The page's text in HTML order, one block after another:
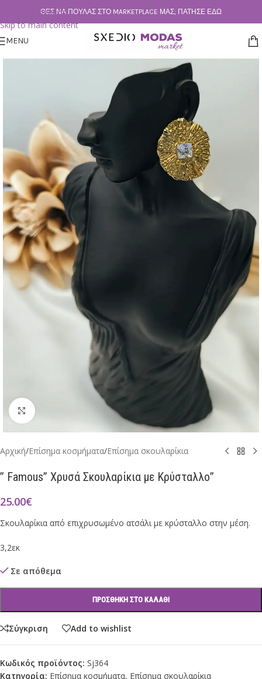
Skip to navigation
Skip to main content
ΘΕΣ ΝΑ ΠΟΥΛΆΣ ΣΤΟ MARKETPLACE ΜΑΣ; ΠΆΤΗΣΕ ΕΔΏ
MENU
Click to enlarge
Αρχική/Επίσημα κοσμήματα/Επίσημα σκουλαρίκια
” Famous” Χρυσά Σκουλαρίκια με Κρύσταλλο”
25.00€
Σκουλαρίκια από επιχρυσωμένο ατσάλι με κρύσταλλο στην μέση.
3,2εκ
Σε απόθεμα
ΠΡΟΣΘΉΚΗ ΣΤΟ ΚΑΛΆΘΙ
Σύγκριση Add to wishlist
Κωδικός προϊόντος: Sj364
Κατηγορία: Επίσημα κοσμήματα, Επίσημα σκουλαρίκια